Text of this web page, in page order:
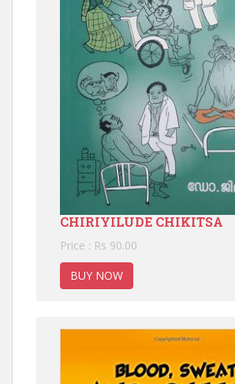
CHIRIYILUDE CHIKITSA
Price : Rs 90.00
BUY NOW